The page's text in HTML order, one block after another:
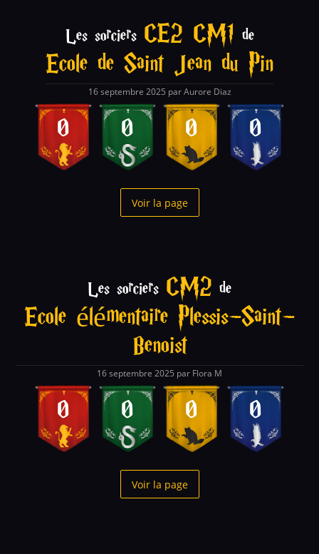
Les sorciers CE2 CM1 de
Ecole de Saint Jean du Pin
16 septembre 2025 par Aurore Diaz
0 0 0 0
Voir la page
Les sorciers CM2 de
Ecole élémentaire Plessis-Saint-
Benoist
16 septembre 2025 par Flora M
0 0 0 0
Voir la page